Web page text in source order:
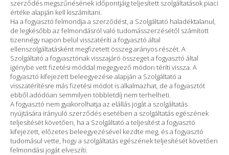
szerződés megszűnésének időpontjáig teljesített szolgáltatások piaci
értéke alapján kell kiszámítani.
Ha a fogyasztó felmondja a szerződést, a Szolgáltató haladéktalanul,
de legkésőbb az felmondásról való tudomásszerzésétől számított
tizennégy napon belül visszatéríti a fogyasztó által
ellenszolgáltatásként megfizetett összeg arányos részét. A
Szolgáltató a fogyasztónak visszajáró összeget a fogyasztó által
igénybe vett fizetési móddal megegyező módon téríti vissza. A
fogyasztó kifejezett beleegyezése alapján a Szolgáltató a
visszatérítésre más fizetési módot is alkalmazhat, de a fogyasztót
ebből adódóan semmilyen többletdíj nem terhelheti.
A fogyasztó nem gyakorolhatja az elállás jogát a szolgáltatás
nyújtására irányuló szerződés esetében a szolgáltatás egészének
teljesítését követően, ha a Szolgáltató a teljesítést a fogyasztó
kifejezett, előzetes beleegyezésével kezdte meg, és a fogyasztó
tudomásul vette, hogy a szolgáltatás egészének teljesítését követően
felmondási jogát elveszíti.